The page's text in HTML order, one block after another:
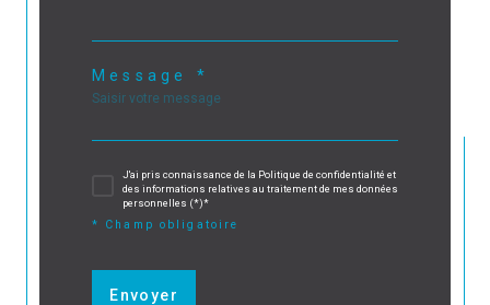
Message *
J'ai pris connaissance de la Politique de confidentialité et
des informations relatives au traitement de mes données
personnelles (*)*
* Champ obligatoire
Envoyer